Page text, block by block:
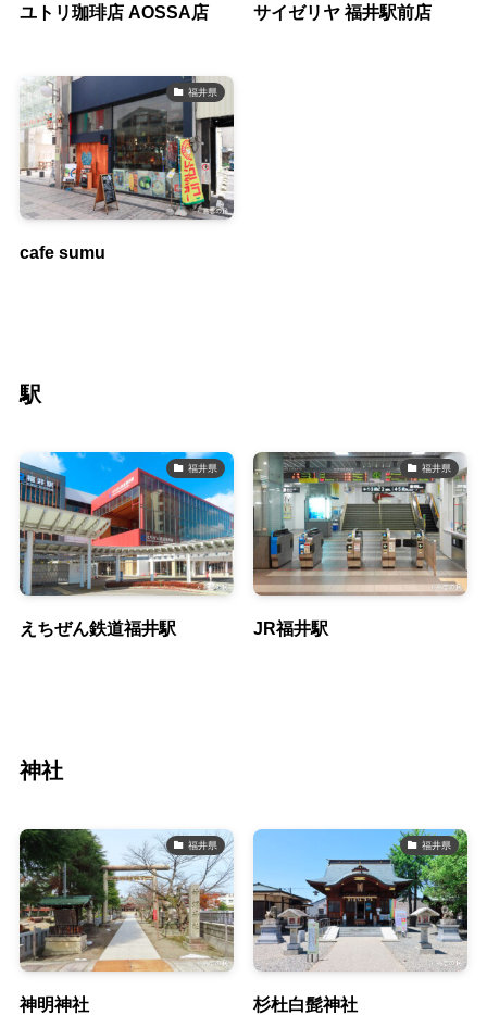
ユトリ珈琲店 AOSSA店 サイゼリヤ 福井駅前店
福井県
cafe sumu
駅
福井県
えちぜん鉄道福井駅
福井県
JR福井駅
神社
福井県
神明神社
福井県
杉杜白髭神社